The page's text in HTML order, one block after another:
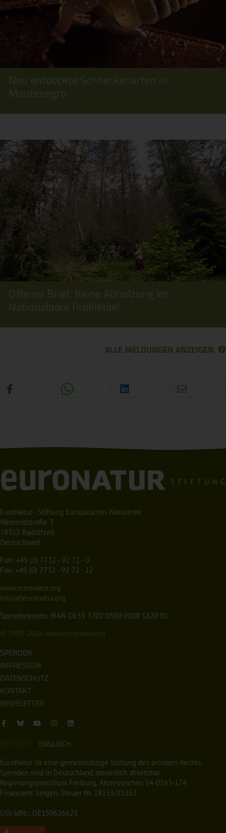
Neu entdeckte Schneckenarten in
Montenegro
Offener Brief: Keine Abholzung im
Nationalpark Prokletije!
ALLE MELDUNGEN ANZEIGEN
EuroNatur - Stiftung Europäisches Naturerbe
Westendstraße 3
78315 Radolfzell
Deutschland
Fon: +49 (0) 7732 - 92 72 - 0
Fax: +49 (0) 7732 - 92 72 - 22
www.euronatur.org
info(at)euronatur.org
Spendenkonto: IBAN DE53 3702 0500 0008 1820 01
© 1999-2026 www.euronatur.org
SPENDEN
IMPRESSUM
DATENSCHUTZ
KONTAKT
NEWSLETTER
DEUTSCH ENGLISCH
EuroNatur ist eine gemeinnützige Stiftung des privaten Rechts.
Spenden sind in Deutschland steuerlich absetzbar.
Regierungspräsidium Freiburg, Aktenzeichen 14-0563-174
Finanzamt Singen, Steuer Nr. 18153/25263
USt-IdNr.: DE159626623